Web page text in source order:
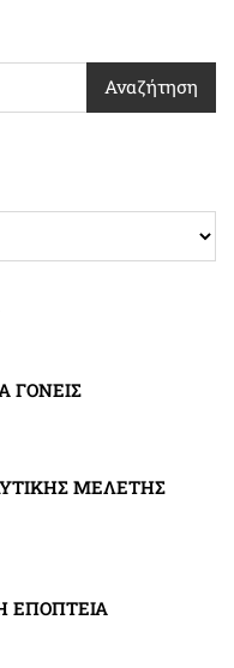
Αναζήτηση
ΓΟΝΕΙΣ
ΜΕΛΕΤΗΣ
ΕΠΟΠΤΕΙΑ